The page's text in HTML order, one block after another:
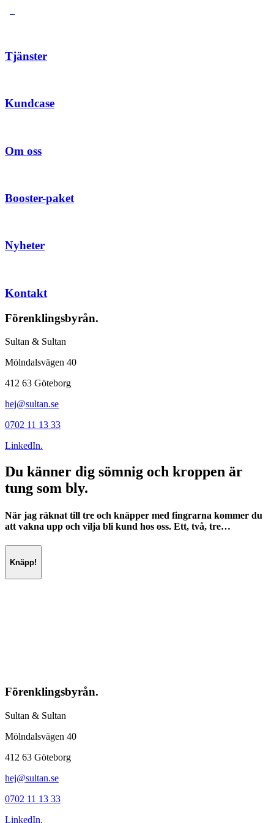
Tjänster
Kundcase
Om oss
Booster-paket
Nyheter
Kontakt
Förenklingsbyrån.
Sultan & Sultan
Mölndalsvägen 40
412 63 Göteborg
hej@sultan.se
0702 11 13 33
LinkedIn.
Du känner dig sömnig och kroppen är
tung som bly.
När jag räknat till tre och knäpper med fingrarna kommer du
att vakna upp och vilja bli kund hos oss. Ett, två, tre…
Knäpp!
Förenklingsbyrån.
Sultan & Sultan
Mölndalsvägen 40
412 63 Göteborg
hej@sultan.se
0702 11 13 33
LinkedIn.